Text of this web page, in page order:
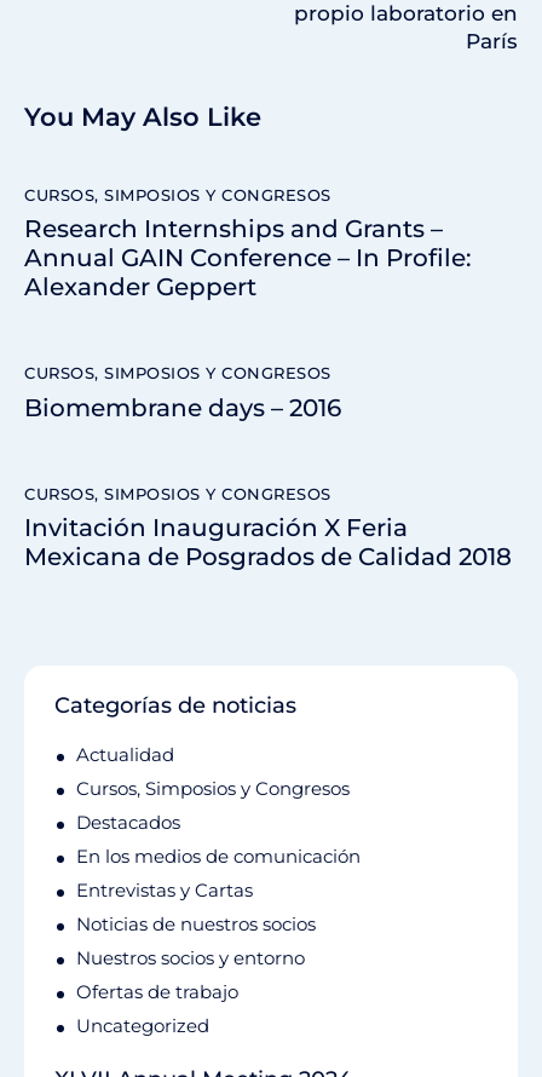
propio laboratorio en
París
You May Also Like
CURSOS, SIMPOSIOS Y CONGRESOS
Research Internships and Grants –
Annual GAIN Conference – In Profile:
Alexander Geppert
CURSOS, SIMPOSIOS Y CONGRESOS
Biomembrane days – 2016
CURSOS, SIMPOSIOS Y CONGRESOS
Invitación Inauguración X Feria
Mexicana de Posgrados de Calidad 2018
Categorías de noticias
Actualidad
Cursos, Simposios y Congresos
Destacados
En los medios de comunicación
Entrevistas y Cartas
Noticias de nuestros socios
Nuestros socios y entorno
Ofertas de trabajo
Uncategorized